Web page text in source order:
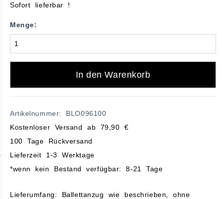
Sofort lieferbar !
Menge:
In den Warenkorb
Artikelnummer: BLO096100
Kostenloser Versand ab 79,90 €
100 Tage Rückversand
Lieferzeit 1-3 Werktage
*wenn kein Bestand verfügbar: 8-21 Tage
Lieferumfang: Ballettanzug wie beschrieben, ohne